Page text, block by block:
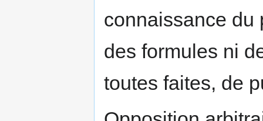
connaissance du
des formules ni
toutes faites, de